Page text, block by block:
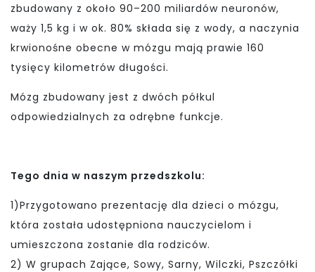
zbudowany z około 90–200 miliardów neuronów,
waży 1,5 kg i w ok. 80% składa się z wody, a naczynia
krwionośne obecne w mózgu mają prawie 160
tysięcy kilometrów długości.
Mózg zbudowany jest z dwóch półkul
odpowiedzialnych za odrębne funkcje.
Tego dnia w naszym przedszkolu:
1)Przygotowano prezentację dla dzieci o mózgu,
która została udostępniona nauczycielom i
umieszczona zostanie dla rodziców.
2) W grupach Zające, Sowy, Sarny, Wilczki, Pszczółki